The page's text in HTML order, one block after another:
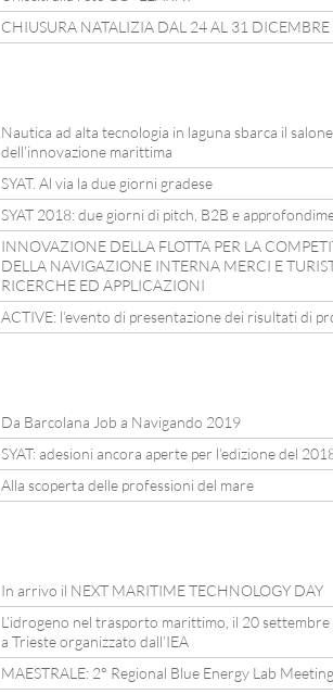
CHIUSURA NATALIZIA DAL 24 AL 31
Nautica ad alta tecnologia in laguna sbarca il salone
dell’innovazione marittima
SYAT. Al via la due giorni gradese
SYAT 2018: due giorni di pitch, B2B e
INNOVAZIONE DELLA FLOTTA PER LA
DELLA NAVIGAZIONE INTERNA MERCI E
RICERCHE ED APPLICAZIONI
ACTIVE: l’evento di presentazione dei risultati di
Da Barcolana Job a Navigando 2019
SYAT: adesioni ancora aperte per l’edizione del
Alla scoperta delle professioni del mare
In arrivo il NEXT MARITIME TECHNOLOGY DAY
L’idrogeno nel trasporto marittimo, il 20
a Trieste organizzato dall’IEA
MAESTRALE: 2° Regional Blue Energy Lab Meeting